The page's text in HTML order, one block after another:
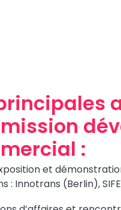
:
et
: Innotrans (Berlin),